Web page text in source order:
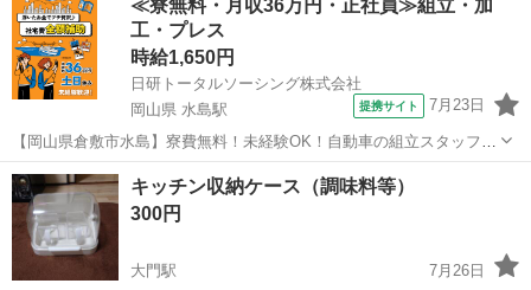
式物置台付き 静音 大容量 耐荷重200kg 3WAY キャンプ 椅子 子供用ソ
ファー ...
≪寮無料・月収36万円・正社員≫組立・加
工・プレス
時給1,650円
日研トータルソーシング株式会社
岡山県 水島駅
提携サイト 7月23日
【岡山県倉敷市水島】寮費無料！未経験OK！自動車の組立スタッフ
《お仕事No.NS0089》 お仕事について 車の組立作業です。専用レール
に乗って流れてくる車の骨組みに、車内外の各部品・ハンドル・足回
り・ドア・シートなどの各...
岡山 倉敷市 その他
キッチン収納ケース（調味料等）
300円
大門駅
7月26日